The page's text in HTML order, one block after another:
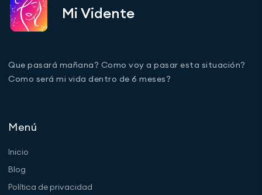
Mi Vidente
Que pasará mañana? Como voy a pasar esta situación?
Como será mi vida dentro de 6 meses?
Menú
Inicio
Blog
Política de privacidad